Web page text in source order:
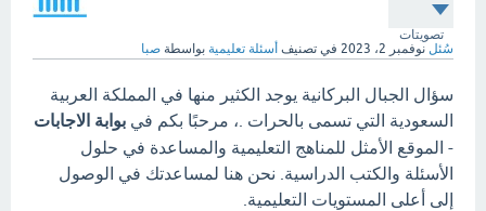
تصويتات
سُئل نوفمبر 2، 2023 في تصنيف أسئلة تعليمية بواسطة صبا
سؤال الجبال البركانية يوجد الكثير منها في المملكة العربية
السعودية التي تسمى بالحرات .، مرحبًا بكم في بوابة الاجابات
- الموقع الأمثل للمناهج التعليمية والمساعدة في حلول
الأسئلة والكتب الدراسية. نحن هنا لمساعدتك في الوصول
إلى أعلى المستويات التعليمية.